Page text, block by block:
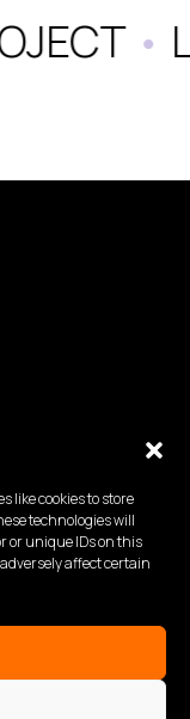
like cookies to store
technologies will
or unique IDs on this
affect certain
•
934848
– 18:00